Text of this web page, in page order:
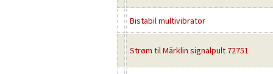
Bistabil multivibrator
Strøm til Märklin signalpult 72751